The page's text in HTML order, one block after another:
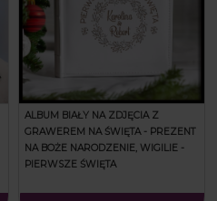
ALBUM BIAŁY NA ZDJĘCIA Z
GRAWEREM NA ŚWIĘTA - PREZENT
NA BOŻE NARODZENIE, WIGILIE -
PIERWSZE ŚWIĘTA